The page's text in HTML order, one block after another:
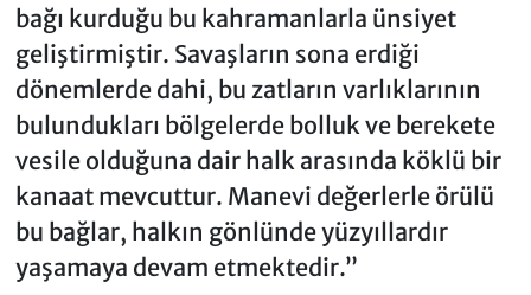
bağı kurduğu bu kahramanlarla ünsiyet
geliştirmiştir. Savaşların sona erdiği
dönemlerde dahi, bu zatların varlıklarının
bulundukları bölgelerde bolluk ve berekete
vesile olduğuna dair halk arasında köklü bir
kanaat mevcuttur. Manevi değerlerle örülü
bu bağlar, halkın gönlünde yüzyıllardır
yaşamaya devam etmektedir.”